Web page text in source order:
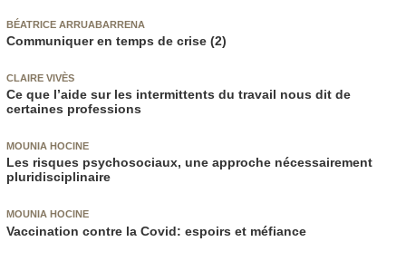
BÉATRICE ARRUABARRENA
Communiquer en temps de crise (2)
CLAIRE VIVÈS
Ce que l’aide sur les intermittents du travail nous dit de
certaines professions
MOUNIA HOCINE
Les risques psychosociaux, une approche nécessairement
pluridisciplinaire
MOUNIA HOCINE
Vaccination contre la Covid: espoirs et méfiance